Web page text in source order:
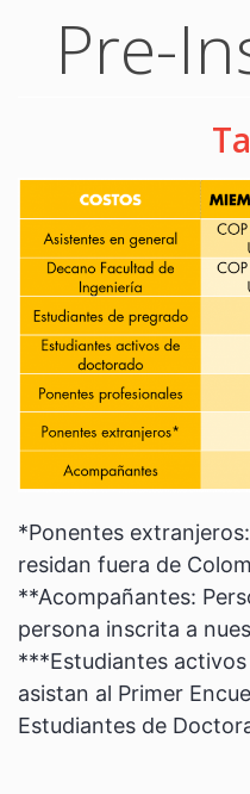
Pre-
*Ponentes
residan fuera de
**Acompañantes:
persona inscrita a
***Estudiantes
asistan al Primer
Estudiantes de